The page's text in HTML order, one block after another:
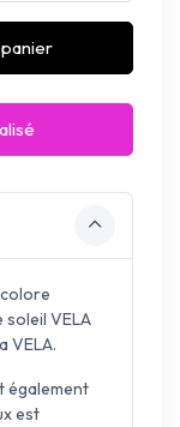
soleil VELA
VELA.
également
est